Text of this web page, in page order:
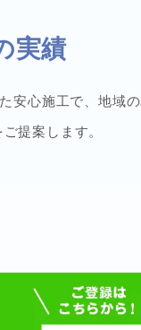
実績
安心施工で、地域の
提案します。